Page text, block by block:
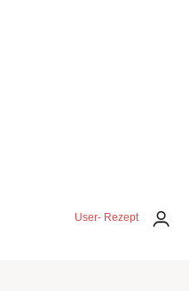
User- Rezept